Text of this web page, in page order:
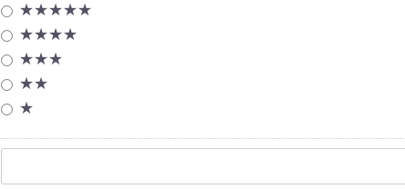
★★★★★
★★★★
★★★
★★
★